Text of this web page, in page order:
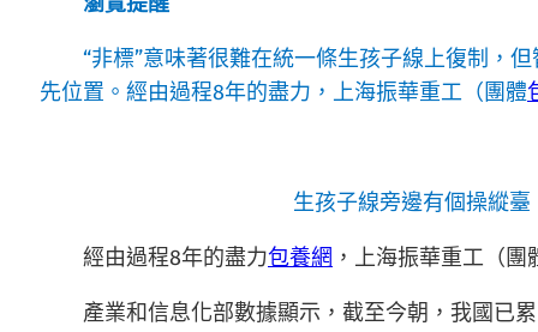
“非標”意味著很難在統一條生孩子線上復制，
先位置。經由過程8年的盡力，上海振華重工（團體
生孩子線旁邊有個操縱
經由過程8年的盡力包養網 ，上海振華重工（
產業和信息化部數據顯示，截至今朝，我國已